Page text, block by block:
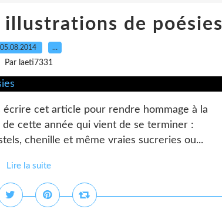
de poésies
05.08.2014 …
Par laeti7331
cet article pour rendre hommage à la
cette année qui vient de se terminer :
chenille et même vraies sucreries ou...
Lire la suite